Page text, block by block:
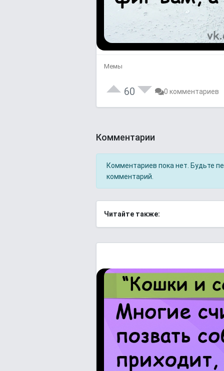
Мемы
60 0 комментариев
Комментарии
Комментариев пока нет. Будьте
комментарий.
Читайте также: